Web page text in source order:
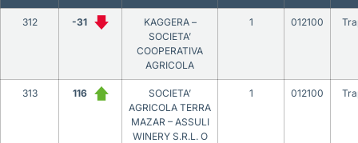
312 -31
KAGGERA –
SOCIETA’
COOPERATIVA
AGRICOLA
1 012100
313 116
SOCIETA’
AGRICOLA TERRA
MAZAR – ASSULI
WINERY S.R.L. O
1 012100